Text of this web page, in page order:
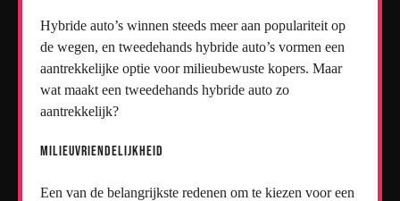
Hybride auto’s winnen steeds meer aan populariteit op
de wegen, en tweedehands hybride auto’s vormen een
aantrekkelijke optie voor milieubewuste kopers. Maar
wat maakt een tweedehands hybride auto zo
aantrekkelijk?
Milieuvriendelijkheid
Een van de belangrijkste redenen om te kiezen voor een